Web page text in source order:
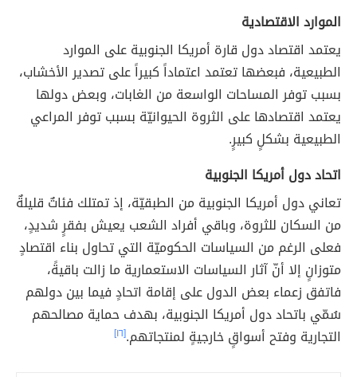
الموارد الاقتصادية
يعتمد اقتصاد دول قارة أمريكا الجنوبية على الموارد
الطبيعية، فبعضها تعتمد اعتماداً كبيراً على تصدير الأخشاب،
بسبب توفر المساحات الواسعة من الغابات، وبعض دولها
يعتمد اقتصادها على الثروة الحيوانيّة بسبب توفر المراعي
الطبيعية بشكلٍ كبيرٍ.
اتحاد دول أمريكا الجنوبية
تعاني دول أمريكا الجنوبية من الطبقيّة، إذ تمتلك فئاتٌ قليلةٌ
من السكان للثروة، وباقي أفراد الشعب يعيش بفقرٍ شديدٍ،
فعلى الرغم من السياسات الحكوميّة التي تحاول بناء اقتصادٍ
متوزانٍ إلا أنّ آثار السياسات الاستعمارية ما زالت باقيةً،
فاتفق زعماء بعض الدول على إقامة اتحادٍ فيما بين دولهم
سُمّي باتحاد دول أمريكا الجنوبية، بهدف حماية مصالحهم
التجارية وفتح أسواقٍ خارجيةٍ لمنتجاتهم.[١٦]